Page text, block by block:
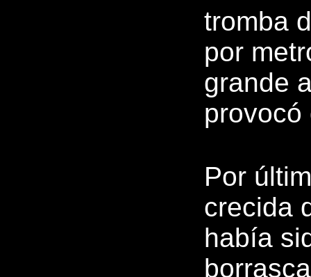
tromba
por
grande
provocó
Por
crecida
había